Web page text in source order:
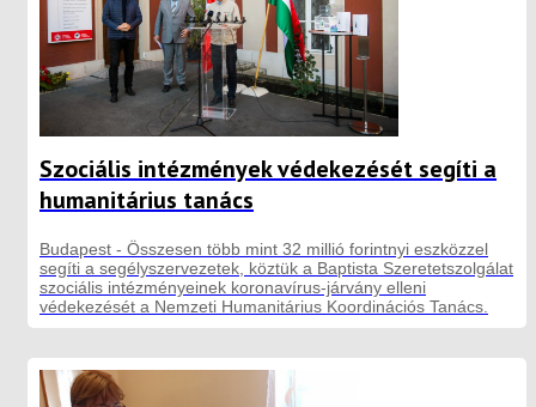
Szociális intézmények védekezését segíti a
humanitárius tanács
Budapest - Összesen több mint 32 millió forintnyi eszközzel
segíti a segélyszervezetek, köztük a Baptista Szeretetszolgálat
szociális intézményeinek koronavírus-járvány elleni
védekezését a Nemzeti Humanitárius Koordinációs Tanács.